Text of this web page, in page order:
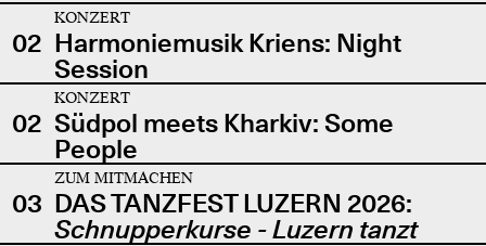
02
KONZERT
Harmoniemusik Kriens: Night
Session
02
KONZERT
Südpol meets Kharkiv: Some
People
03
ZUM MITMACHEN
DAS TANZFEST LUZERN 2026:
Schnupperkurse - Luzern tanzt